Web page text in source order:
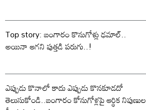
Top story: బంగారం కొనుగోళ్లు ఢమాల్..
అయినా ఆగని పుత్తడి పరుగు..!
ఎప్పుడు కొనాలో కాదు ఎప్పుడు కొనకూడదో
తెలుసుకోండి..బంగారం కోనుగోళ్లపై ఆర్థిక నిపుణుల